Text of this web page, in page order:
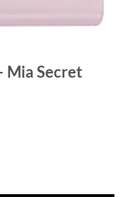
Mia Secret